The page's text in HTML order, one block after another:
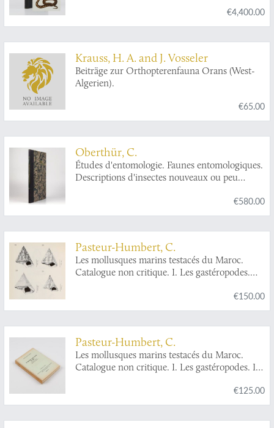
commission académique. Sciences physiques.
Zoologie. V. Histoire naturelle des reptiles et
€4,400.00
Krauss, H. A. and J. Vosseler
Beiträge zur Orthopterenfauna Orans (West-
Algerien).
€65.00
Oberthür, C.
Études d'entomologie. Faunes entomologiques.
Descriptions d'insectes nouveaux ou peu
€580.00
Pasteur-Humbert, C.
Les mollusques marins testacés du Maroc.
Catalogue non critique. I. Les gastéropodes.
scaphopodes. [AND] Premier supplement.€150.00
Pasteur-Humbert, C.
Les mollusques marins testacés du Maroc.
Catalogue non critique. I. Les gastéropodes. II.
€125.00